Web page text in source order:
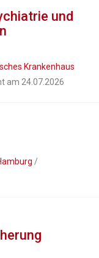
und
Krankenhaus
am 24.07.2026
/